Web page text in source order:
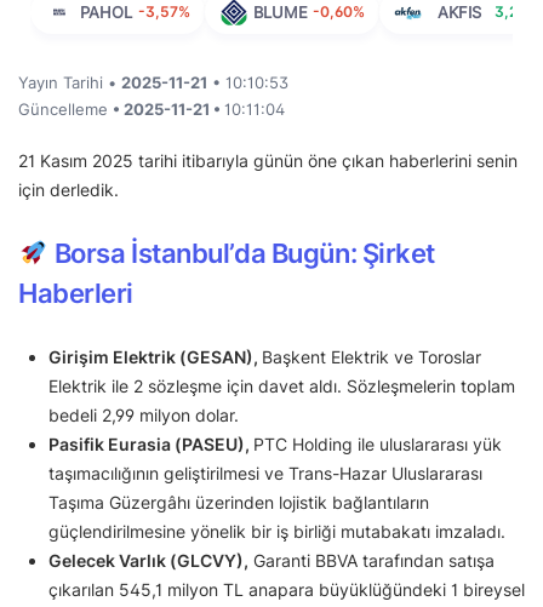
PAHOL -3,57% BLUME -0,60% AKFIS 3,28%
Yayın Tarihi • 2025-11-21 • 10:10:53
Güncelleme • 2025-11-21 • 10:11:04
21 Kasım 2025 tarihi itibarıyla günün öne çıkan haberlerini senin
için derledik.
Borsa İstanbul’da Bugün: Şirket
Haberleri
Girişim Elektrik (GESAN), Başkent Elektrik ve Toroslar
Elektrik ile 2 sözleşme için davet aldı. Sözleşmelerin toplam
bedeli 2,99 milyon dolar.
Pasifik Eurasia (PASEU), PTC Holding ile uluslararası yük
taşımacılığının geliştirilmesi ve Trans-Hazar Uluslararası
Taşıma Güzergâhı üzerinden lojistik bağlantıların
güçlendirilmesine yönelik bir iş birliği mutabakatı imzaladı.
Gelecek Varlık (GLCVY), Garanti BBVA tarafından satışa
çıkarılan 545,1 milyon TL anapara büyüklüğündeki 1 bireysel